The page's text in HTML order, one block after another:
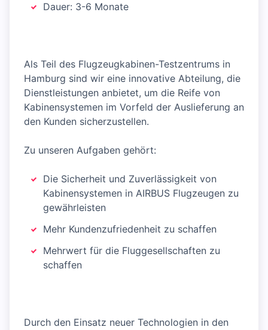
Dauer: 3-6 Monate
Als Teil des Flugzeugkabinen-Testzentrums in
Hamburg sind wir eine innovative Abteilung, die
Dienstleistungen anbietet, um die Reife von
Kabinensystemen im Vorfeld der Auslieferung an
den Kunden sicherzustellen.
Zu unseren Aufgaben gehört:
Die Sicherheit und Zuverlässigkeit von
Kabinensystemen in AIRBUS Flugzeugen zu
gewährleisten
Mehr Kundenzufriedenheit zu schaffen
Mehrwert für die Fluggesellschaften zu
schaffen
Durch den Einsatz neuer Technologien in den